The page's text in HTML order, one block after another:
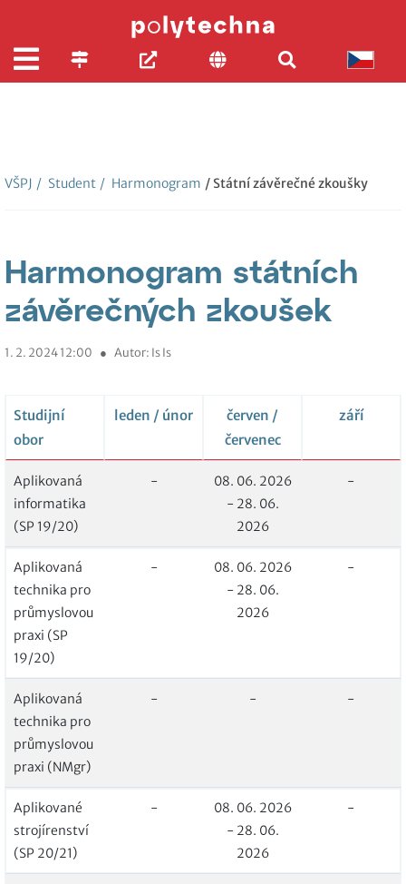
VŠPJ / Student / Harmonogram / Státní závěrečné zkoušky
Harmonogram státních
závěrečných zkoušek
1. 2. 2024 12:00 ● Autor: Is Is
Studijní
obor
leden / únor
červen /
červenec
září
Aplikovaná
informatika
(SP 19/20)
-
08. 06. 2026
- 28. 06.
2026
-
Aplikovaná
technika pro
průmyslovou
praxi (SP
19/20)
-
08. 06. 2026
- 28. 06.
2026
-
Aplikovaná
technika pro
průmyslovou
praxi (NMgr)
- - -
Aplikované
strojírenství
(SP 20/21)
-
08. 06. 2026
- 28. 06.
2026
-